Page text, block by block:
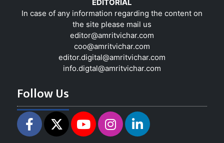
EDITORIAL
In case of any information regarding the content on
the site please mail us
editor@amritvichar.com
coo@amritvichar.com
editor.digital@amritvichar.com
info.digtal@amritvichar.com
Follow Us